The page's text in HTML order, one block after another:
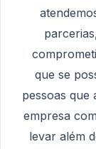
que se
pessoas que
empresa
levar além